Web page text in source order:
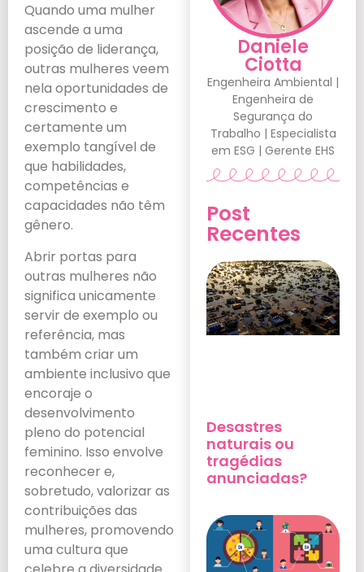
Quando uma mulher
ascende a uma
posição de liderança,
outras mulheres veem
nela oportunidades de
crescimento e
certamente um
exemplo tangível de
que habilidades,
competências e
capacidades não têm
gênero.
Abrir portas para
outras mulheres não
significa unicamente
servir de exemplo ou
referência, mas
também criar um
ambiente inclusivo que
encoraje o
desenvolvimento
pleno do potencial
feminino. Isso envolve
reconhecer e,
sobretudo, valorizar as
contribuições das
mulheres, promovendo
uma cultura que
Daniele
Ciotta
Engenheira Ambiental |
Engenheira de
Segurança do
Trabalho | Especialista
em ESG | Gerente EHS
Post
Recentes
Desastres
naturais ou
tragédias
anunciadas?